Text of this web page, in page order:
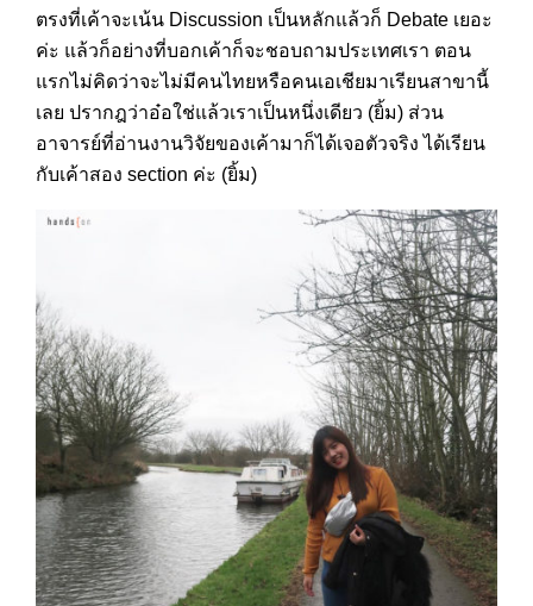
ตรงที่เค้าจะเน้น Discussion เป็นหลักแล้วก็ Debate เยอะ
ค่ะ แล้วก็อย่างที่บอกเค้าก็จะชอบถามประเทศเรา ตอน
แรกไม่คิดว่าจะไม่มีคนไทยหรือคนเอเชียมาเรียนสาขานี้
เลย ปรากฎว่าอ๋อใช่แล้วเราเป็นหนึ่งเดียว (ยิ้ม) ส่วน
อาจารย์ที่อ่านงานวิจัยของเค้ามาก็ได้เจอตัวจริง ได้เรียน
กับเค้าสอง section ค่ะ (ยิ้ม)